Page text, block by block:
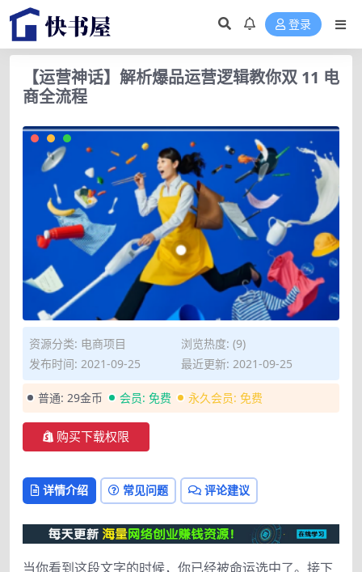
登录
【运营神话】解析爆品运营逻辑教你双 11 电
商全流程
资源分类: 电商项目
浏览热度: (9)
发布时间: 2021-09-25
最近更新: 2021-09-25
普通: 29金币 会员: 免费 永久会员: 免费
购买下载权限
详情介绍 常见问题 评论建议
当你看到这段文字的时候，你已经被命运选中了。接下